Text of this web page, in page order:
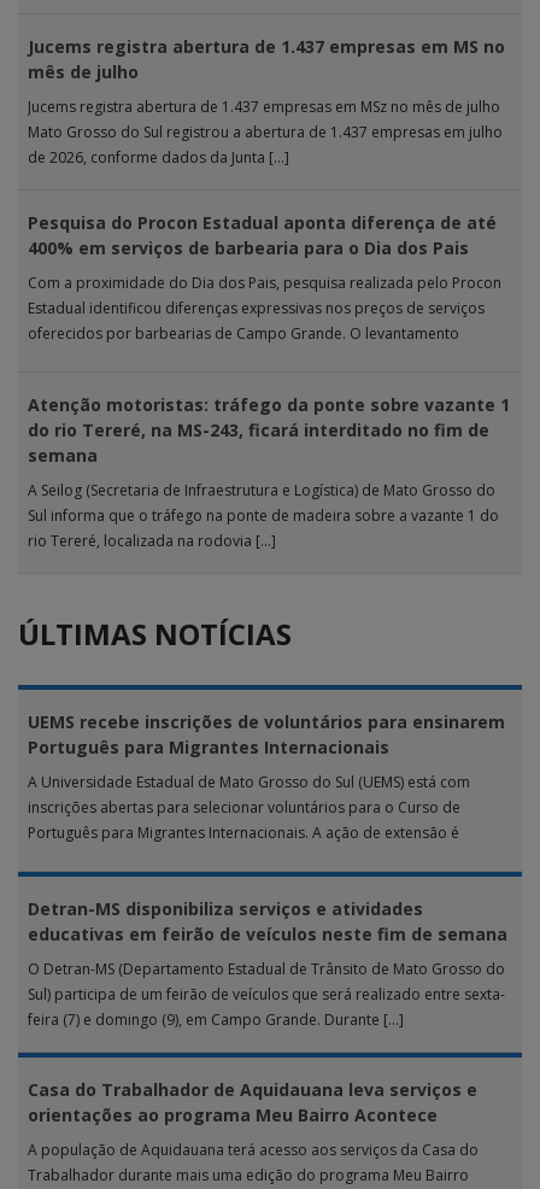
Jucems registra abertura de 1.437 empresas em MS no
mês de julho
Jucems registra abertura de 1.437 empresas em MSz no mês de julho
Mato Grosso do Sul registrou a abertura de 1.437 empresas em julho
de 2026, conforme dados da Junta […]
Pesquisa do Procon Estadual aponta diferença de até
400% em serviços de barbearia para o Dia dos Pais
Com a proximidade do Dia dos Pais, pesquisa realizada pelo Procon
Estadual identificou diferenças expressivas nos preços de serviços
oferecidos por barbearias de Campo Grande. O levantamento
Atenção motoristas: tráfego da ponte sobre vazante 1
do rio Tereré, na MS-243, ficará interditado no fim de
semana
A Seilog (Secretaria de Infraestrutura e Logística) de Mato Grosso do
Sul informa que o tráfego na ponte de madeira sobre a vazante 1 do
rio Tereré, localizada na rodovia […]
ÚLTIMAS NOTÍCIAS
UEMS recebe inscrições de voluntários para ensinarem
Português para Migrantes Internacionais
A Universidade Estadual de Mato Grosso do Sul (UEMS) está com
inscrições abertas para selecionar voluntários para o Curso de
Português para Migrantes Internacionais. A ação de extensão é
Detran-MS disponibiliza serviços e atividades
educativas em feirão de veículos neste fim de semana
O Detran-MS (Departamento Estadual de Trânsito de Mato Grosso do
Sul) participa de um feirão de veículos que será realizado entre sexta-
feira (7) e domingo (9), em Campo Grande. Durante […]
Casa do Trabalhador de Aquidauana leva serviços e
orientações ao programa Meu Bairro Acontece
A população de Aquidauana terá acesso aos serviços da Casa do
Trabalhador durante mais uma edição do programa Meu Bairro